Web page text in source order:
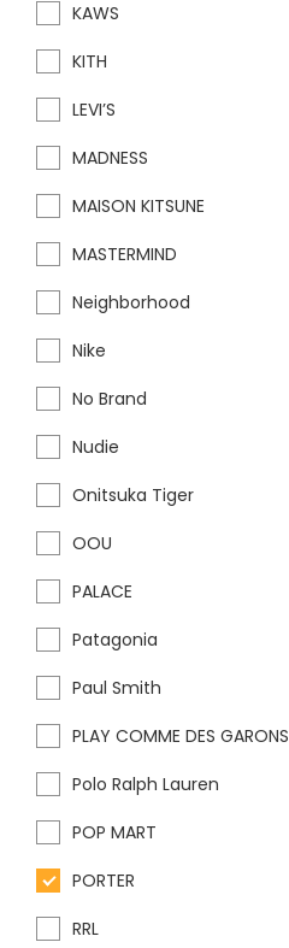
KAWS
KITH
LEVI’S
MADNESS
MAISON KITSUNE
MASTERMIND
Neighborhood
Nike
No Brand
Nudie
Onitsuka Tiger
OOU
PALACE
Patagonia
Paul Smith
PLAY COMME DES GARONS
Polo Ralph Lauren
POP MART
PORTER
RRL